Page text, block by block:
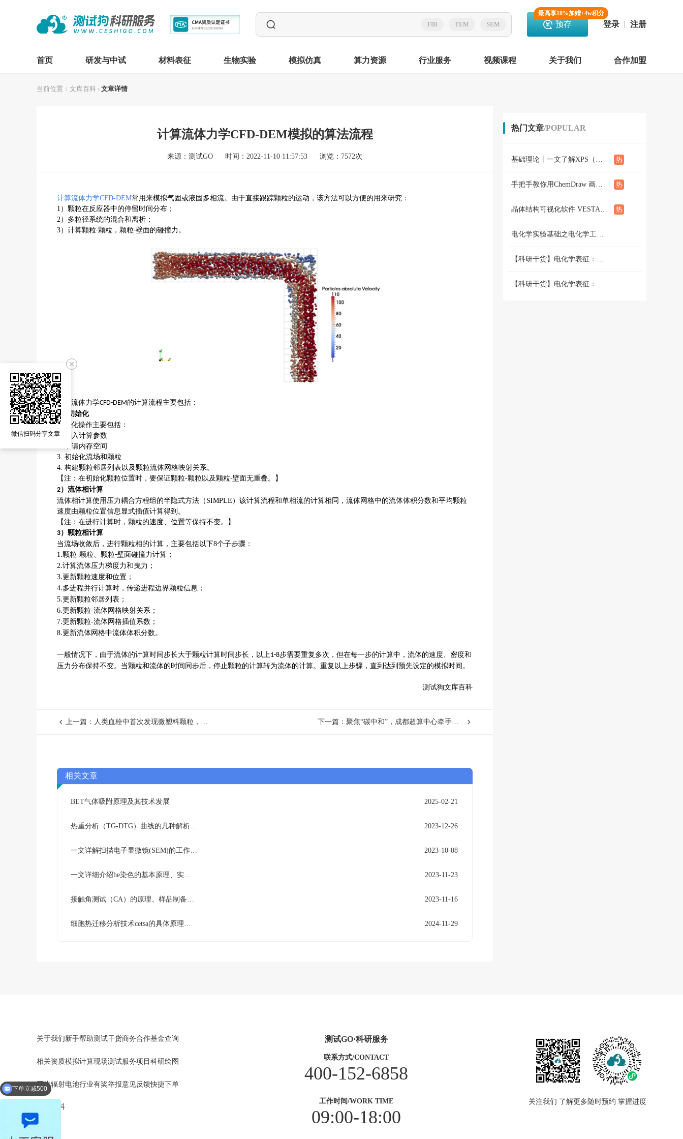
FIB TEM SEM
最高享18%加赠+4w积分
预存 登录 注册
首页 研发与中试 材料表征 生物实验 模拟仿真 算力资源 行业服务 视频课程 关于我们 合作加盟
当前位置： 文库百科 › 文章详情
计算流体力学CFD-DEM模拟的算法流程
来源：测试GO 时间：2022-11-10 11:57:53 浏览：7572次
计算流体力学CFD-DEM常用来模拟气固或液固多相流。由于直接跟踪颗粒的运动，该方法可以方便的用来研究：
1 ）颗粒在反应器中的停留时间分布；
2）多粒径系统的混合和离析；
3）计算颗粒-颗粒，颗粒-壁面的碰撞力。
计算流体力学CFD-DEM的计算流程主要包括：
1）
初始化
初始化操作主要包括 ：
1.
读入计算参数
申请内存空间
3. 初始化流场和颗粒
4. 构建颗粒邻居列表以及颗粒流体网格映射关系。
【注： 在初始化颗粒位置时，要保证颗粒-颗粒以及颗粒-壁面无重叠。
】
2） 流体相计算
流体相计算使用 压力耦合方程组的半隐式方法（ SIMPLE ）该计算流程和单相流的计算相同 ，流体网格中的流体体积分数和平均颗粒
速度由颗粒位置信息显式插值计算得到。
【注： 在进行计算时，颗粒的速度、位置等保持不变。
】
3） 颗粒相计算
当流场收敛后，进行颗粒相的计算，主要包括以下8个子步骤：
1.颗粒-颗粒、颗粒-壁面碰撞力计算；
2.计算流体压力梯度力和曳力；
3.更新颗粒速度和位置；
4.多进程并行计算时，传递进程边界颗粒信息；
5.更新颗粒邻居列表；
6.更新颗粒-流体网格映射关系；
7.更新颗粒-流体网格插值系数；
8.更新流体网格中流体体积分数。
一般情况下，由于流体的计算时间步长大于颗粒计算时间步长，以上1-8步需要重复多次，但在每一步的计算中，流体的速度、密度和
压力分布保持不变。当颗粒和流体的时间同步后，停止颗粒的计算转为流体的计算。重复以上步骤，直到达到预先设定的模拟时间。
测试狗文库百科
上一篇：人类血栓中首次发现微塑料颗粒，或成健康“隐形杀手” 下一篇：聚焦“碳中和”，成都超算中心牵手重庆大学唱好“成渝双城记”
相关文章
BET气体吸附原理及其技术发展 2025-02-21
热重分析（TG-DTG）曲线的几种解析方法 2023-12-26
一文详解扫描电子显微镜(SEM)的工作原理及应用技术 2023-10-08
一文详细介绍he染色的基本原理、实验步骤及注意事项 2023-11-23
接触角测试（CA）的原理、样品制备要求及实际应用 2023-11-16
‌细胞热迁移分析技术cetsa的具体原理和实验流程 2024-11-29
热门文章/POPULAR
基础理论丨一文了解XPS（概念、定性定量分析、分析方法、谱线结构）
手把手教你用ChemDraw 画化学结构式：基础篇
晶体结构可视化软件 VESTA使用教程（下篇）
电化学实验基础之电化学工作站篇 （二）三电极和两电极体系的搭建 和测试
【科研干货】电化学表征：循环伏安法详解（上）
【科研干货】电化学表征：循环伏安法详解（下）
微信扫码分享文章
关于我们 新手帮助测试干货商务合作基金查询
相关资质模拟计算现场测试服务项目 科研绘图
同步辐射电池行业有奖举报意见反馈快捷下单
文库百科
测试GO·科研服务
联系方式/CONTACT
400-152-6858
工作时间/WORK TIME
09:00-18:00
关注我们 了解更多 随时预约 掌握进度
下单立减500